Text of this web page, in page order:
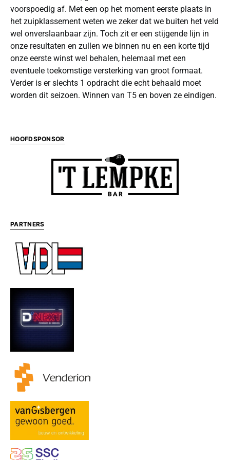
voorspoedig af. Met een op het moment eerste plaats in
het zuipklassement weten we zeker dat we buiten het veld
wel onverslaanbaar zijn. Toch zit er een stijgende lijn in
onze resultaten en zullen we binnen nu en een korte tijd
onze eerste winst wel behalen, helemaal met een
eventuele toekomstige versterking van groot formaat.
Verder is er slechts 1 opdracht die echt behaald moet
worden dit seizoen. Winnen van T5 en boven ze eindigen.
HOOFDSPONSOR
PARTNERS